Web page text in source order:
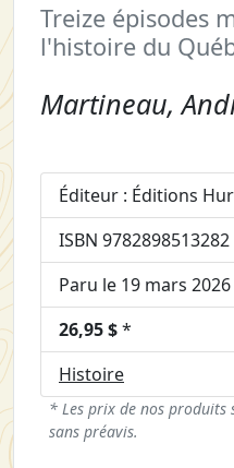
Treize épisodes
l'histoire du
Martineau,
Éditeur : Éditions
ISBN 9782898513282
Paru le 19 mars 2026
26,95 $*
Histoire
* Les prix de nos produits
sans préavis.